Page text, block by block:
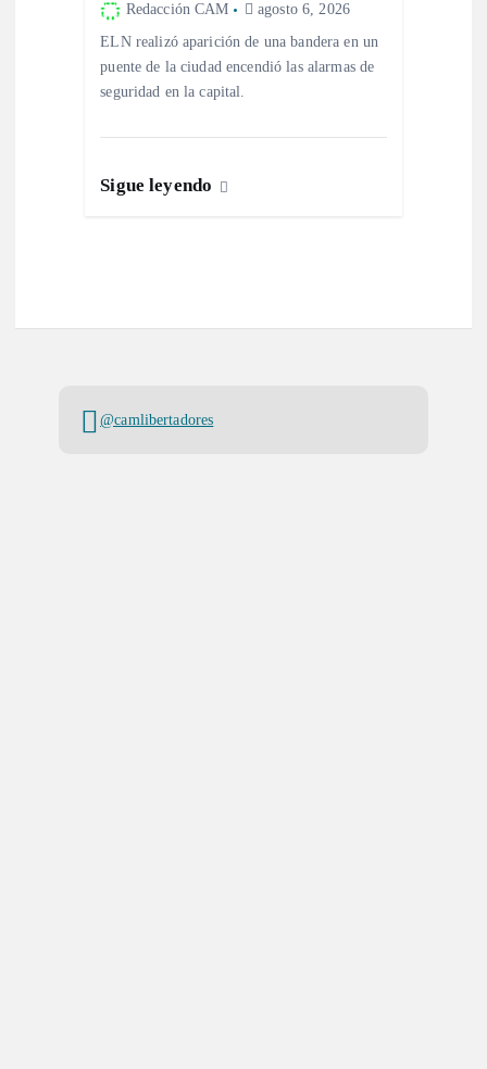
Redacción CAM agosto 6, 2026
ELN realizó aparición de una bandera en un
puente de la ciudad encendió las alarmas de
seguridad en la capital.
Sigue leyendo
@camlibertadores